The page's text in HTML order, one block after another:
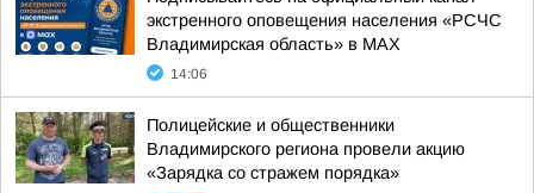
экстренного оповещения населения «РСЧС
Владимирская область» в МАХ
14:06
Полицейские и общественники
Владимирского региона провели акцию
«Зарядка со стражем порядка»